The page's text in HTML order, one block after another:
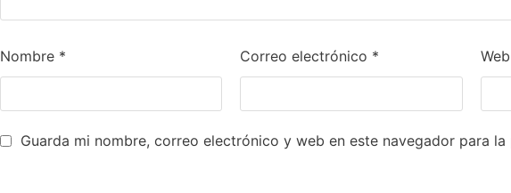
Nombre * Correo electrónico * Web
Guarda mi nombre, correo electrónico y web en este navegador para